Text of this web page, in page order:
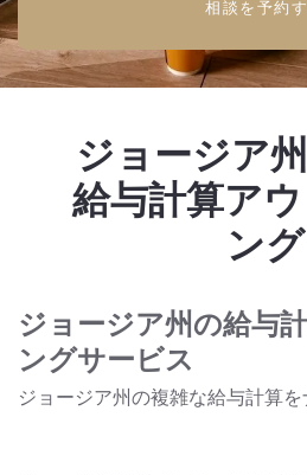
相談を予約
ジョージア
給与計算ア
ング
ジョージア州の給与
ングサービス
ジョージア州の複雑な給与計算を